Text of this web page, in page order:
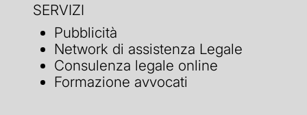
SERVIZI
Pubblicità
Network di assistenza Legale
Consulenza legale online
Formazione avvocati